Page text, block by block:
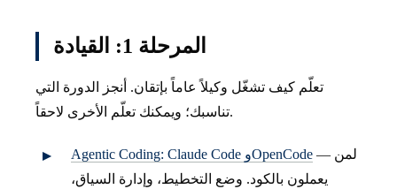
المرحلة 1: القيادة
تعلّم كيف تشغّل وكيلاً عاماً بإتقان. أنجز الدورة التي
تناسبك؛ ويمكنك تعلّم الأخرى لاحقاً.
Agentic Coding: Claude Code وOpenCode — لمن
يعملون بالكود. وضع التخطيط، وإدارة السياق،